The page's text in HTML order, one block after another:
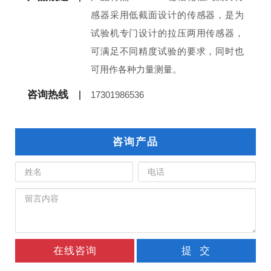
感器采用低截面设计的传感器，是为
试验机专门设计的拉压两用传感器，
可满足不同精度试验的要求，同时也
可用作各种力量测量。
咨询热线 17301986536
咨询产品
在线咨询 提 交